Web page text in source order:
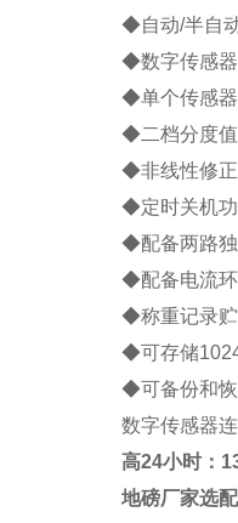
◆自动/半自
◆数字传感
◆单个传感
◆二档分度
◆非线性修
◆定时关机
◆配备两路
◆配备电流
◆称重记录
◆可存储
◆可备份和
数字传感器
高24小时：
地磅厂家选